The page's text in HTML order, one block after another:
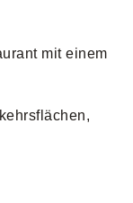
mit einem